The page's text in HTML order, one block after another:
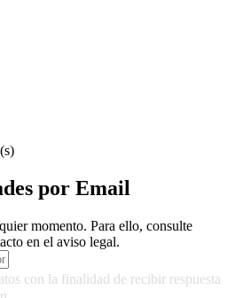
por Email
momento. Para ello, consulte
en el aviso legal.
con la finalidad de recibir respuesta